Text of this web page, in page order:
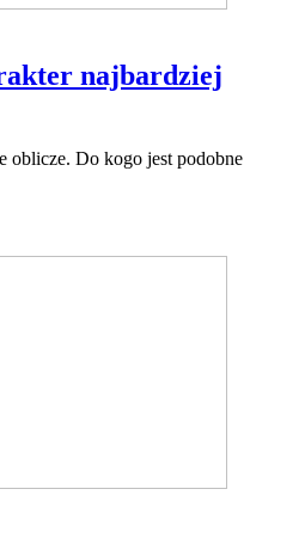
najbardziej
oblicze. Do kogo jest podobne